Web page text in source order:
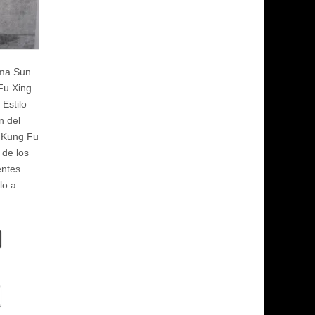
Sun
Xing
del
Fu
los
a